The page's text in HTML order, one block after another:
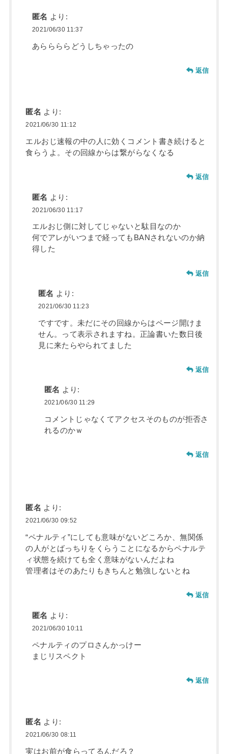
匿名 より:
2021/06/30 11:37
あららららどうしちゃったの
返信
匿名 より:
2021/06/30 11:12
エルおじ速報の中の人に効くコメント書き続けると
食らうよ。その回線からは繋がらなくなる
返信
匿名 より:
2021/06/30 11:17
エルおじ側に対してじゃないと駄目なのか
何でアレがいつまで経ってもBANされないのか納
得した
返信
匿名 より:
2021/06/30 11:23
ですです。未だにその回線からはページ開けま
せん。って表示されますね。正論書いた数日後
見に来たらやられてました
返信
匿名 より:
2021/06/30 11:29
コメントじゃなくてアクセスそのものが拒否さ
れるのかｗ
返信
匿名 より:
2021/06/30 09:52
“ペナルティ”にしても意味がないどころか、無関係
の人がとばっちりをくらうことになるからペナルテ
ィ状態を続けても全く意味がないんだよね
管理者はそのあたりもきちんと勉強しないとね
返信
匿名 より:
2021/06/30 10:11
ペナルティのプロさんかっけー
まじリスペクト
返信
匿名 より:
2021/06/30 08:11
実はお前が食らってるんだろ？